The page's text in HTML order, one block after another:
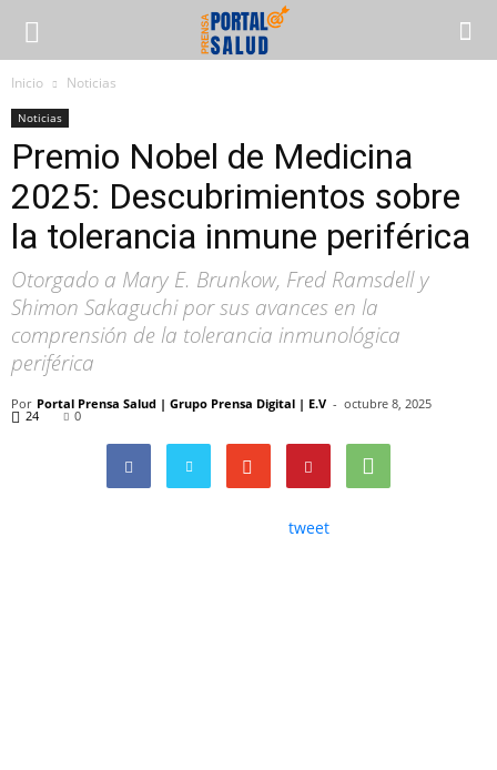
Inicio Noticias
Noticias
Premio Nobel de Medicina
2025: Descubrimientos sobre
la tolerancia inmune periférica
Otorgado a Mary E. Brunkow, Fred Ramsdell y
Shimon Sakaguchi por sus avances en la
comprensión de la tolerancia inmunológica
periférica
Por Portal Prensa Salud | Grupo Prensa Digital | E.V - octubre 8, 2025
24 0
tweet